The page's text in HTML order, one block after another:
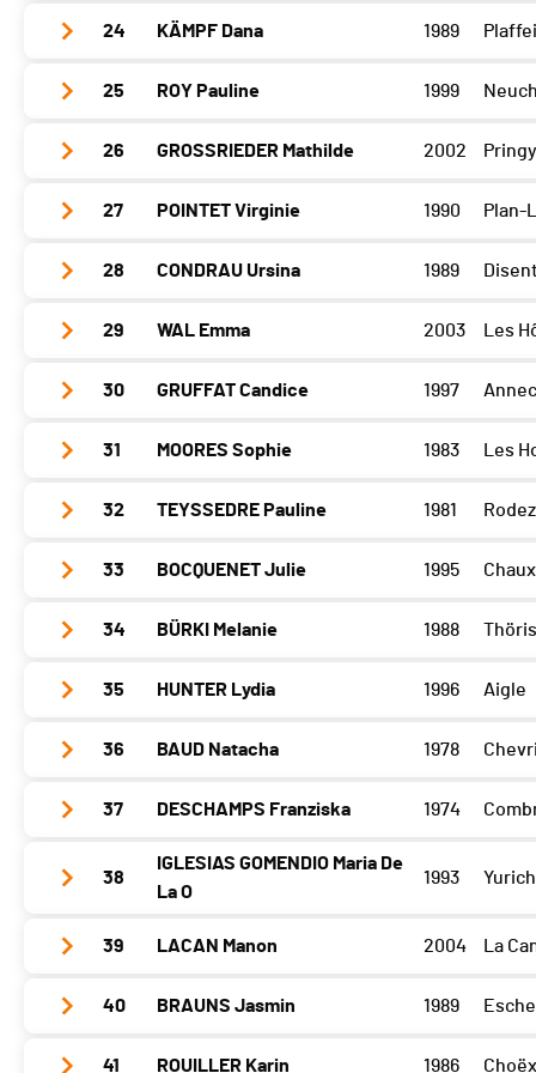
Open Bike
Sense 0
Open Bike
Glèbe 221
Sense
Open Bike
24 KÄMPF Dana 1989
Glèbe 0
Sense 300
Open Bike
25 ROY Pauline 1999
Glèbe 0
Sense 0
Open Bike
26 GROSSRIEDER Mathilde 2002 Pringy
Glèbe 0
Sense 0
Open Bike
27 POINTET Virginie 1990 Plan-
Glèbe 0
Sense
Open Bike
28 CONDRAU Ursina 1989
Glèbe 0
Sense 0
Open Bike
29 WAL Emma 2003 Les
Glèbe 0
Sense 0
Open Bike
30 GRUFFAT Candice 1997
Glèbe 0
Sense 0
Open Bike
31 MOORES Sophie 1983 Les
Glèbe 0
Sense 0
Open Bike
32 TEYSSEDRE Pauline 1981 Rodez
Glèbe 253
Sense 0
Open Bike
33 BOCQUENET Julie 1995
Glèbe 0
Sense 0
Open Bike
34 BÜRKI Melanie 1988
Glèbe 0
Sense 0
Open Bike
35 HUNTER Lydia 1996 Aigle
Glèbe 0
Sense 0
Open Bike
36 BAUD Natacha 1978
Glèbe 0
0
Open Bike 0
37 DESCHAMPS Franziska 1974
Glèbe
Barillette
Open Bike 0
38
IGLESIAS GOMENDIO Maria De
La O
1993 Yurich
Glèbe 0
Sense 0
39 LACAN Manon 2004 La
Glèbe 0
Sense 0
40 BRAUNS Jasmin 1989
41 ROUILLER Karin 1986 Choëx